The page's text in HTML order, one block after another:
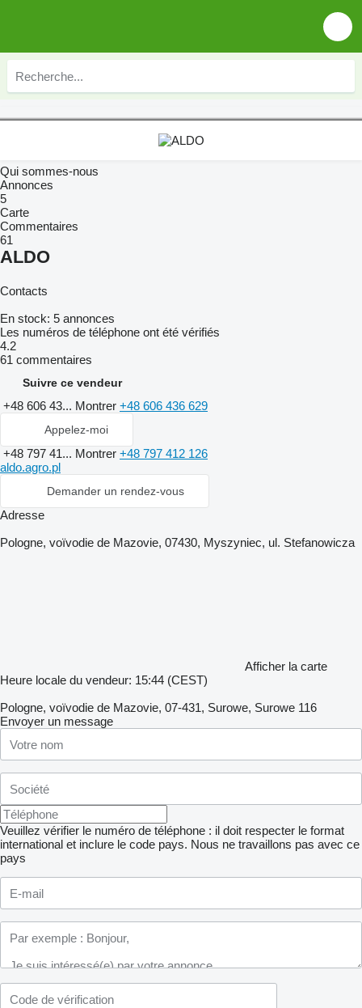
Qui sommes-nous
Annonces
5
Carte
Commentaires
61
ALDO
Contacts
En stock: 5 annonces
Les numéros de téléphone ont été vérifiés
4.2
61 commentaires
Suivre ce vendeur
+48 606 43... Montrer +48 606 436 629
Appelez-moi
+48 797 41... Montrer +48 797 412 126
aldo.agro.pl
Demander un rendez-vous
Adresse
Pologne, voïvodie de Mazovie, 07430, Myszyniec, ul. Stefanowicza
Afficher la carte
Heure locale du vendeur: 15:44 (CEST)
Pologne, voïvodie de Mazovie, 07-431, Surowe, Surowe 116
Envoyer un message
Veuillez vérifier le numéro de téléphone : il doit respecter le format
international et inclure le code pays. Nous ne travaillons pas avec ce
pays